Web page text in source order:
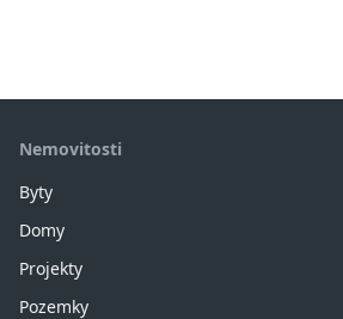
Nemovitosti
Byty
Domy
Projekty
Pozemky